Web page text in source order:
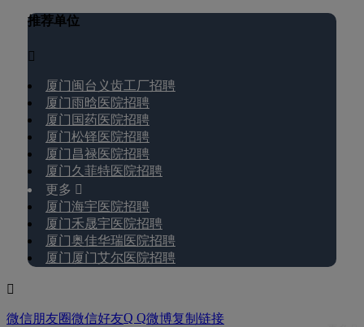
推荐单位

厦门闽台义齿工厂招聘
厦门雨晗医院招聘
厦门国药医院招聘
厦门松铎医院招聘
厦门昌禄医院招聘
厦门久菲特医院招聘
更多 
厦门海宇医院招聘
厦门禾晟宇医院招聘
厦门奥佳华瑞医院招聘
厦门厦门艾尔医院招聘

微信朋友圈微信好友Q Q微博复制链接